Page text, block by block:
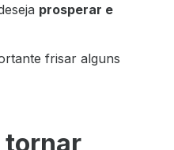
prosperar e
frisar alguns
tornar